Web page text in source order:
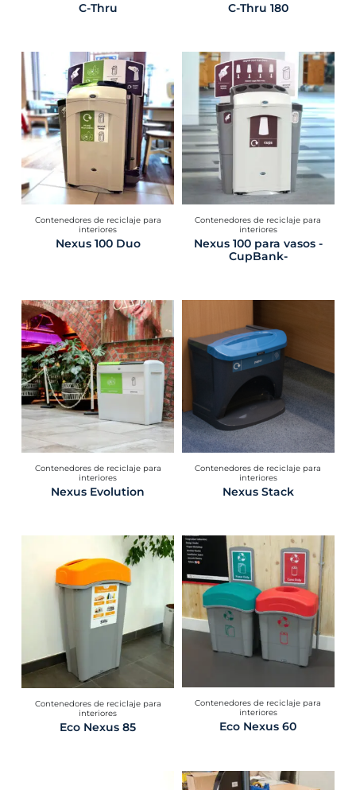
C-Thru C-Thru 180
Contenedores de reciclaje para
interiores
Nexus 100 Duo
Contenedores de reciclaje para
interiores
Nexus 100 para vasos -
CupBank-
Contenedores de reciclaje para
interiores
Nexus Evolution
Contenedores de reciclaje para
interiores
Nexus Stack
Contenedores de reciclaje para
interiores
Eco Nexus 85
Contenedores de reciclaje para
interiores
Eco Nexus 60